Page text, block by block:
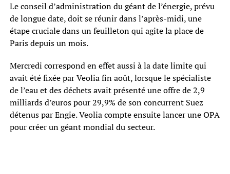
Le conseil d’administration du géant de l’énergie, prévu
de longue date, doit se réunir dans l’après-midi, une
étape cruciale dans un feuilleton qui agite la place de
Paris depuis un mois.
Mercredi correspond en effet aussi à la date limite qui
avait été fixée par Veolia fin août, lorsque le spécialiste
de l’eau et des déchets avait présenté une offre de 2,9
milliards d’euros pour 29,9% de son concurrent Suez
détenus par Engie. Veolia compte ensuite lancer une OPA
pour créer un géant mondial du secteur.